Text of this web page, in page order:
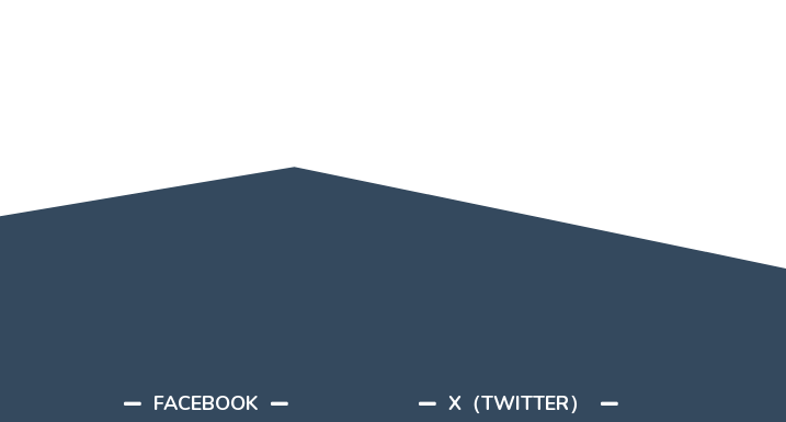
FACEBOOK
X（TWITTER）